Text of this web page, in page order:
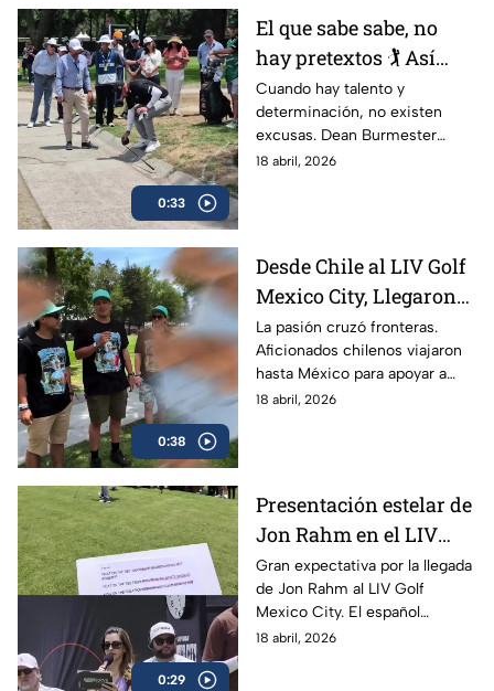
0:33
El que sabe sabe, no
hay pretextos 🏌️ Así
continuó Dean
Burmester en plena
competencia
Cuando hay talento y
determinación, no existen
excusas. Dean Burmester
sorprendió con la forma en la
18 abril, 2026
0:38
Desde Chile al LIV Golf
Mexico City, Llegaron
los seguidores de
Joaquín Niemann
La pasión cruzó fronteras.
Aficionados chilenos viajaron
hasta México para apoyar a
Joaquín Niemann en el LIV
18 abril, 2026
0:29
Presentación estelar de
Jon Rahm en el LIV
Golf Mexico City, El
español fue uno de los
más buscados
Gran expectativa por la llegada
de Jon Rahm al LIV Golf
Mexico City. El español
acaparó miradas y se convirtió
18 abril, 2026